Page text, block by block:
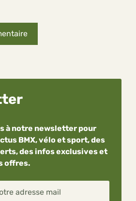
à notre newsletter pour
BMX, vélo et sport, des
des infos exclusives et
offres.
adresse mail